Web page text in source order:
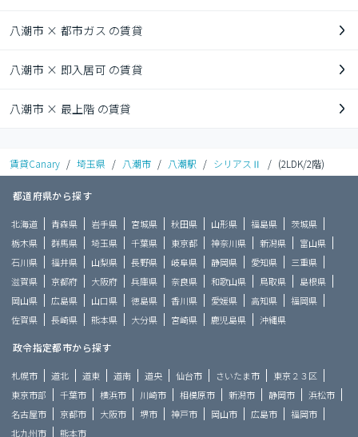
八潮市 × 都市ガス の賃貸
八潮市 × 即入居可 の賃貸
八潮市 × 最上階 の賃貸
賃貸Canary / 埼玉県 / 八潮市 / 八潮駅 / シリアスⅡ / (2LDK/2階)
都道府県から探す
北海道 青森県 岩手県 宮城県 秋田県 山形県 福島県
茨城県
栃木県
群馬県 埼玉県 千葉県 東京都 神奈川県 新潟県
富山県
石川県
福井県 山梨県 長野県 岐阜県 静岡県 愛知県
三重県
滋賀県
京都府 大阪府 兵庫県 奈良県 和歌山県 鳥取県
島根県
岡山県
広島県 山口県 徳島県 香川県 愛媛県 高知県
福岡県
佐賀県
長崎県 熊本県 大分県 宮崎県 鹿児島県 沖縄県
政令指定都市から探す
札幌市 道北 道東 道南 道央 仙台市 さいたま市
東京２３区
東京市部
千葉市 横浜市 川崎市 相模原市 新潟市 静岡市
浜松市
名古屋市
京都市 大阪市 堺市 神戸市 岡山市 広島市
福岡市
北九州市
熊本市